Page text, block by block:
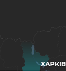
ХАРКІВ